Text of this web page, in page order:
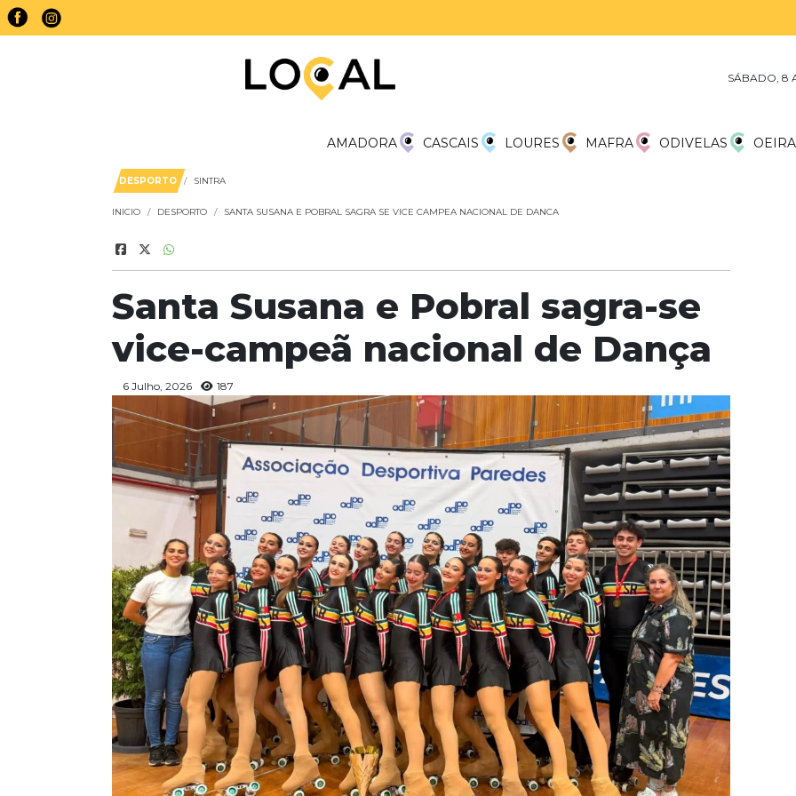
SÁBADO, 8
AMADORA CASCAIS LOURES MAFRA ODIVELAS
DESPORTO SINTRA
INICIO DESPORTO SANTA SUSANA E POBRAL SAGRA SE VICE CAMPEA NACIONAL DE DANCA
Santa Susana e Pobral sagra-se
vice-campeã nacional de Dança
6 Julho, 2026 187